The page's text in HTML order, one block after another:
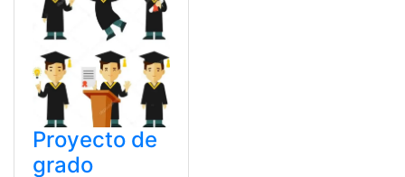
Proyecto de
grado